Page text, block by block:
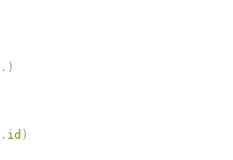
. )
. id )